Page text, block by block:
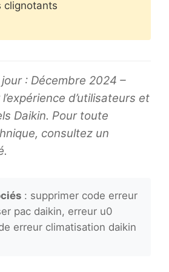
clignotants
: Décembre 2024 –
d’utilisateurs et
Daikin. Pour toute
consultez un
: supprimer code erreur
pac daikin, erreur u0
erreur climatisation daikin